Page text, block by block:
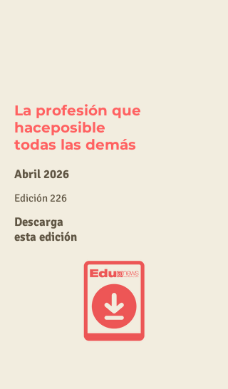
La profesión que
haceposible
todas las demás
Abril 2026
Edición 226
Descarga
esta edición